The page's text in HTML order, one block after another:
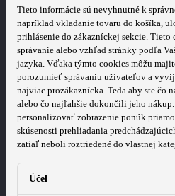
Tieto informácie sú nevyhnutné k
napríklad vkladanie tovaru do košíka,
prihlásenie do zákazníckej sekcie. Tieto
správanie alebo vzhľad stránky podľa
jazyka. Vďaka týmto cookies môžu
porozumieť správaniu užívateľov a
najviac prozákaznícka. Teda aby ste čo
alebo čo najľahšie dokončili jeho nákup.
personalizovať zobrazenie ponúk
skúsenosti prehliadania
zatiaľ neboli roztriedené do vlastnej
Účel